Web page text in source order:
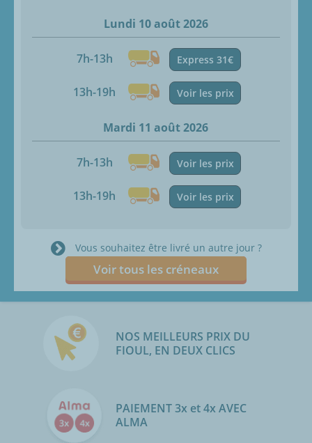
Lundi 10 août 2026
7h-13h Express 31€
13h-19h Voir les prix
Mardi 11 août 2026
7h-13h Voir les prix
13h-19h Voir les prix
Vous souhaitez être livré un autre jour ?
Voir tous les créneaux
NOS MEILLEURS PRIX DU
FIOUL, EN DEUX CLICS
PAIEMENT 3x et 4x AVEC
ALMA